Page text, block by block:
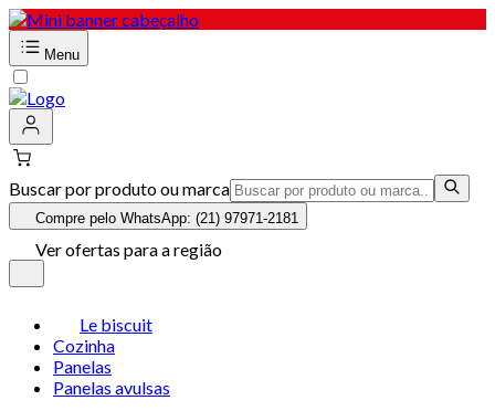
Menu
Buscar por produto ou marca
Compre pelo WhatsApp: (21) 97971-2181
Ver ofertas para a região
Le biscuit
Cozinha
Panelas
Panelas avulsas